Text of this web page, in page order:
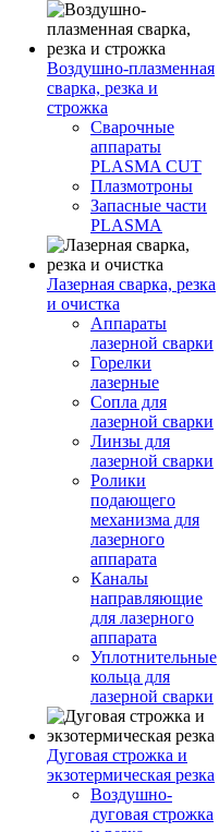
Воздушно-плазменная
сварка, резка и
строжка
Сварочные
аппараты
PLASMA CUT
Плазмотроны
Запасные части
PLASMA
Лазерная сварка, резка
и очистка
Аппараты
лазерной сварки
Горелки
лазерные
Сопла для
лазерной сварки
Линзы для
лазерной сварки
Ролики
подающего
механизма для
лазерного
аппарата
Каналы
направляющие
для лазерного
аппарата
Уплотнительные
кольца для
лазерной сварки
Дуговая строжка и
экзотермическая резка
Воздушно-
дуговая строжка